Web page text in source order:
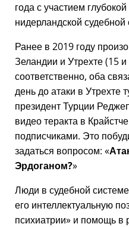
года с участием
нидерландской судебной
Ранее в 2019 году
Зеландии и Утрехте (15
соответственно, оба
день до атаки в Утрехте
президент Турции
видео теракта в
подписчиками. Это
задаться вопросом:
Эрдоганом?
Люди в судебной
его интеллектуальную
психиатрии
и помощь в